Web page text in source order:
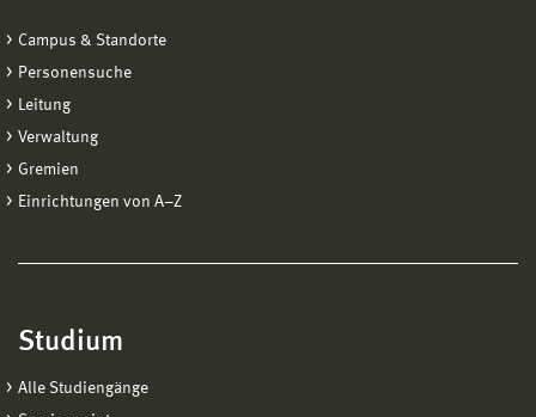
Campus & Standorte
Personensuche
Leitung
Verwaltung
Gremien
Einrichtungen von A−Z
Studium
Alle Studiengänge